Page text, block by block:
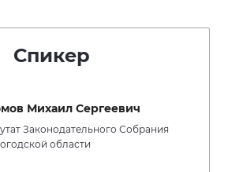
Спикер
Михаил Сергеевич
Законодательного Собрания
области